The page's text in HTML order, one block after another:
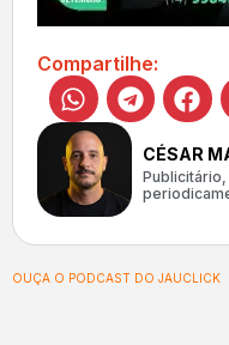
Compartilhe:
CÉSAR
OUÇA O PODCAST DO JAUCLICK